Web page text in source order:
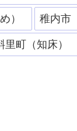
） 稚内市
里町（知床）